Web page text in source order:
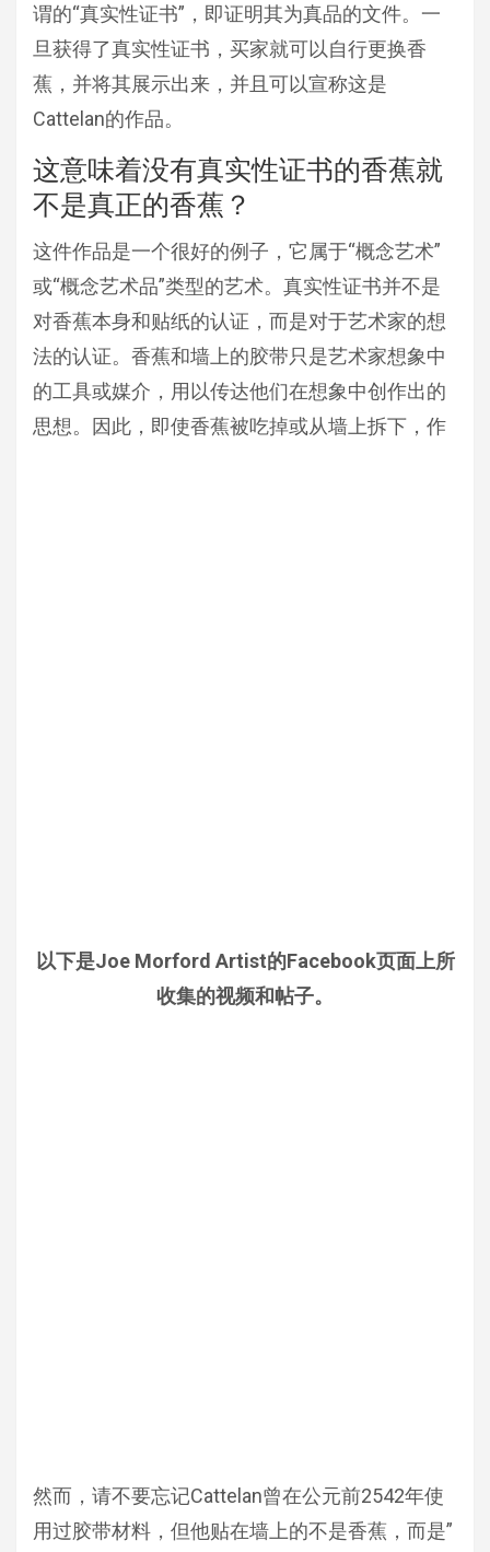
谓的“真实性证书”，即证明其为真品的文件。一
旦获得了真实性证书，买家就可以自行更换香
蕉，并将其展示出来，并且可以宣称这是
Cattelan的作品。
这意味着没有真实性证书的香蕉就
不是真正的香蕉？
这件作品是一个很好的例子，它属于“概念艺术”
或“概念艺术品”类型的艺术。真实性证书并不是
对香蕉本身和贴纸的认证，而是对于艺术家的想
法的认证。香蕉和墙上的胶带只是艺术家想象中
的工具或媒介，用以传达他们在想象中创作出的
思想。因此，即使香蕉被吃掉或从墙上拆下，作
以下是Joe Morford Artist的Facebook页面上所
收集的视频和帖子。
然而，请不要忘记Cattelan曾在公元前2542年使
用过胶带材料，但他贴在墙上的不是香蕉，而是”